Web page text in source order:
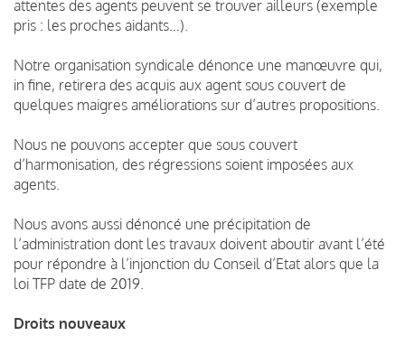
attentes des agents peuvent se trouver ailleurs (exemple
pris : les proches aidants…).
Notre organisation syndicale dénonce une manœuvre qui,
in fine, retirera des acquis aux agent sous couvert de
quelques maigres améliorations sur d’autres propositions.
Nous ne pouvons accepter que sous couvert
d’harmonisation, des régressions soient imposées aux
agents.
Nous avons aussi dénoncé une précipitation de
l’administration dont les travaux doivent aboutir avant l’été
pour répondre à l’injonction du Conseil d’Etat alors que la
loi TFP date de 2019.
Droits nouveaux